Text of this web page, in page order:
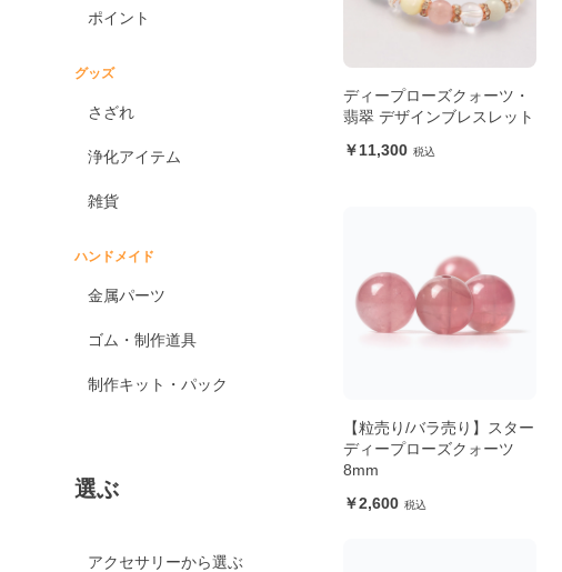
ポイント
グッズ
さざれ
浄化アイテム
雑貨
ハンドメイド
金属パーツ
ゴム・制作道具
制作キット・パック
選ぶ
アクセサリーから選ぶ
ディープローズクォーツ・
翡翠 デザインブレスレット
11,300
【粒売り/バラ売り】スター
ディープローズクォーツ
8mm
2,600